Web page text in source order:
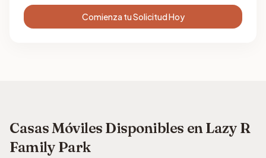
Comienza tu Solicitud Hoy
Casas Móviles Disponibles en Lazy R
Family Park